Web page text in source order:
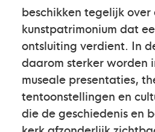
beschikken tegelijk
kunstpatrimonium dat
ontsluiting verdient. In
daarom sterker worden
museale presentaties,
tentoonstellingen en
die de geschiedenis en